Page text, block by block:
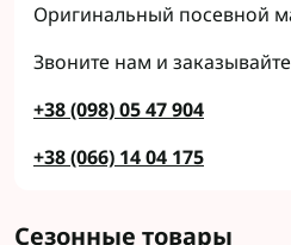
Оригинальный посевной
Звоните нам и
+38 (098) 05 47 904
+38 (066) 14 04 175
Сезонные товары